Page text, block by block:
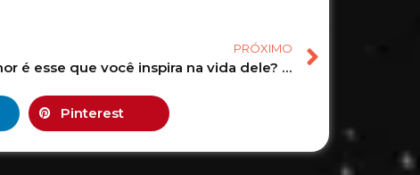
PRÓXIMO
Que amor é esse que você inspira na vida dele? #tarot #tarotonline #tarotdehoje #tarotdoamor
Pinterest